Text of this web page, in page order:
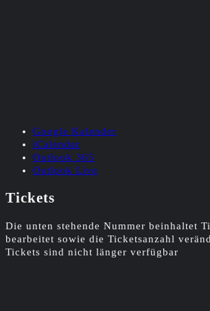
Google Kalender
iCalendar
Outlook 365
Outlook Live
Tickets
Die unten stehende Nummer beinhaltet
bearbeitet sowie die Ticketsanzahl
Tickets sind nicht länger verfügbar